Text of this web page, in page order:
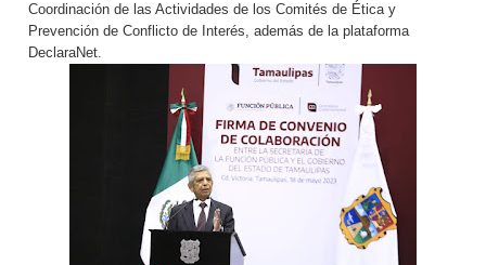
Coordinación de las Actividades de los Comités de Ética y
Prevención de Conflicto de Interés, además de la plataforma
DeclaraNet.